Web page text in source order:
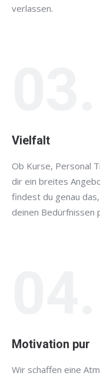
verlassen.
Vielfalt
Ob Kurse, Personal
dir ein breites
findest du genau
deinen Bedürfnissen
Motivation pur
Wir schaffen eine